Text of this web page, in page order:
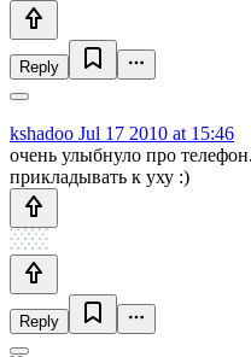
Reply
kshadoo Jul 17 2010 at 15:46
очень улыбнуло про
прикладывать к уху :)
Reply